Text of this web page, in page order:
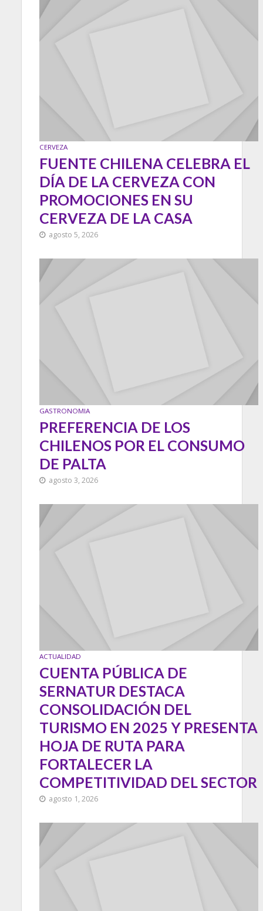
CERVEZA
FUENTE CHILENA CELEBRA EL
DÍA DE LA CERVEZA CON
PROMOCIONES EN SU
CERVEZA DE LA CASA
agosto 5, 2026
GASTRONOMIA
PREFERENCIA DE LOS
CHILENOS POR EL CONSUMO
DE PALTA
agosto 3, 2026
ACTUALIDAD
CUENTA PÚBLICA DE
SERNATUR DESTACA
CONSOLIDACIÓN DEL
TURISMO EN 2025 Y PRESENTA
HOJA DE RUTA PARA
FORTALECER LA
COMPETITIVIDAD DEL SECTOR
agosto 1, 2026